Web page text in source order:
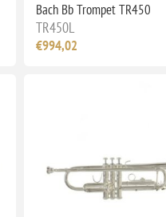
Bach Bb Trompet TR450
TR450L
€994,02